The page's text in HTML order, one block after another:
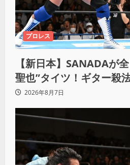
プロレス
【新日本】SANADAが
聖也”タイツ！ギター殺
KO「俺と闘う時は考え
2026年8月7日